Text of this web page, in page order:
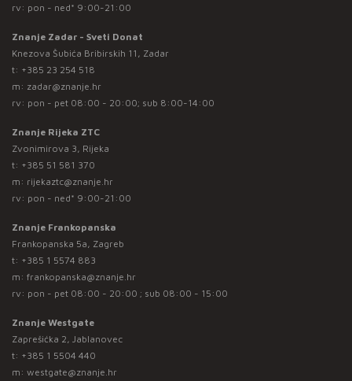
rv: pon - ned* 9:00-21:00
Znanje Zadar - Sveti Donat
Knezova Šubića Bribirskih 11, Zadar
t: +385 23 254 518
m: zadar@znanje.hr
rv: pon - pet 08:00 - 20:00; sub 8:00-14:00
Znanje Rijeka ZTC
Zvonimirova 3, Rijeka
t: +385 51 581 370
m: rijekaztc@znanje.hr
rv: pon - ned* 9:00-21:00
Znanje Frankopanska
Frankopanska 5a, Zagreb
t: +385 1 5574 883
m: frankopanska@znanje.hr
rv: pon - pet 08:00 - 20:00 ; sub 08:00 - 15:00
Znanje Westgate
Zaprešićka 2, Jablanovec
t: +385 1 5504 440
m: westgate@znanje.hr